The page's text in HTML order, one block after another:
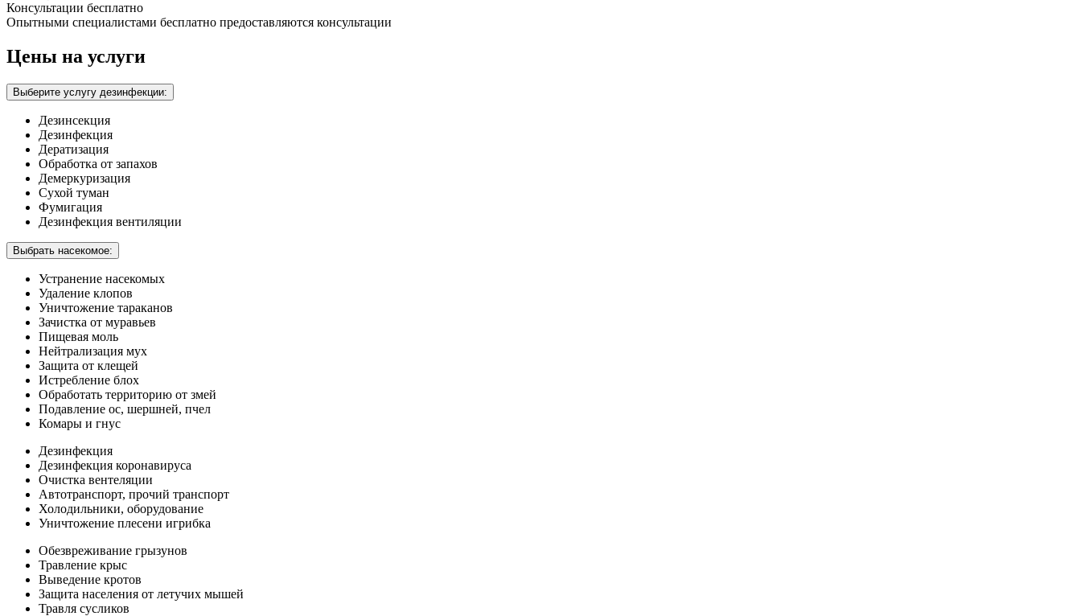
Консультации бесплатно
Опытными специалистами бесплатно предоставляются консультации
Цены на услуги
Выберите услугу дезинфекции:
Дезинсекция
Дезинфекция
Дератизация
Обработка от запахов
Демеркуризация
Сухой туман
Фумигация
Дезинфекция вентиляции
Выбрать насекомое:
Устранение насекомых
Удаление клопов
Уничтожение тараканов
Зачистка от муравьев
Пищевая моль
Нейтрализация мух
Защита от клещей
Истребление блох
Обработать территорию от змей
Подавление ос, шершней, пчел
Комары и гнус
Дезинфекция
Дезинфекция коронавируса
Очистка вентеляции
Автотранспорт, прочий транспорт
Холодильники, оборудование
Уничтожение плесени игрибка
Обезвреживание грызунов
Травление крыс
Выведение кротов
Защита населения от летучих мышей
Травля сусликов